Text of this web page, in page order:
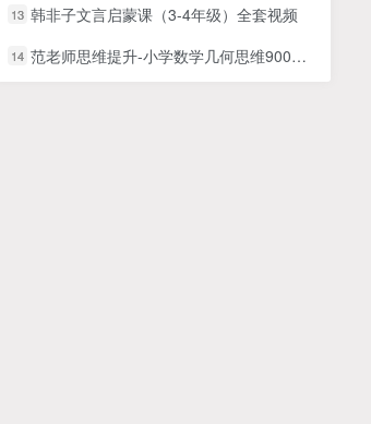
13 韩非子文言启蒙课（3-4年级）全套视频
14 范老师思维提升-小学数学几何思维900节数学视频动画片资源共计约19.15GB